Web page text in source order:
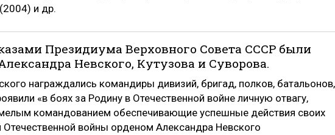
и др.
Президиума Верховного Совета СССР были
Невского, Кутузова и Суворова.
награждались командиры дивизий, бригад, полков, батальонов,
«в боях за Родину в Отечественной войне личную отвагу,
командованием обеспечивающие успешные действия своих
Отечественной войны орденом Александра Невского